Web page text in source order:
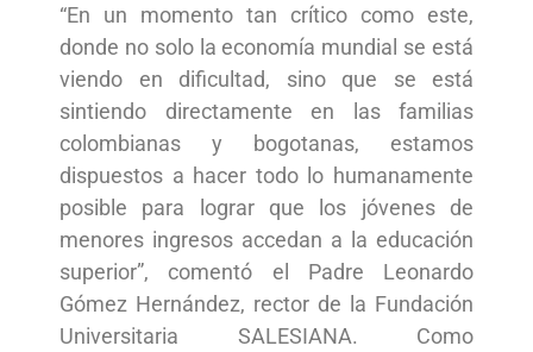
“En un momento tan crítico como este,
donde no solo la economía mundial se está
viendo en dificultad, sino que se está
sintiendo directamente en las familias
colombianas y bogotanas, estamos
dispuestos a hacer todo lo humanamente
posible para lograr que los jóvenes de
menores ingresos accedan a la educación
superior”, comentó el Padre Leonardo
Gómez Hernández, rector de la Fundación
Universitaria SALESIANA. Como